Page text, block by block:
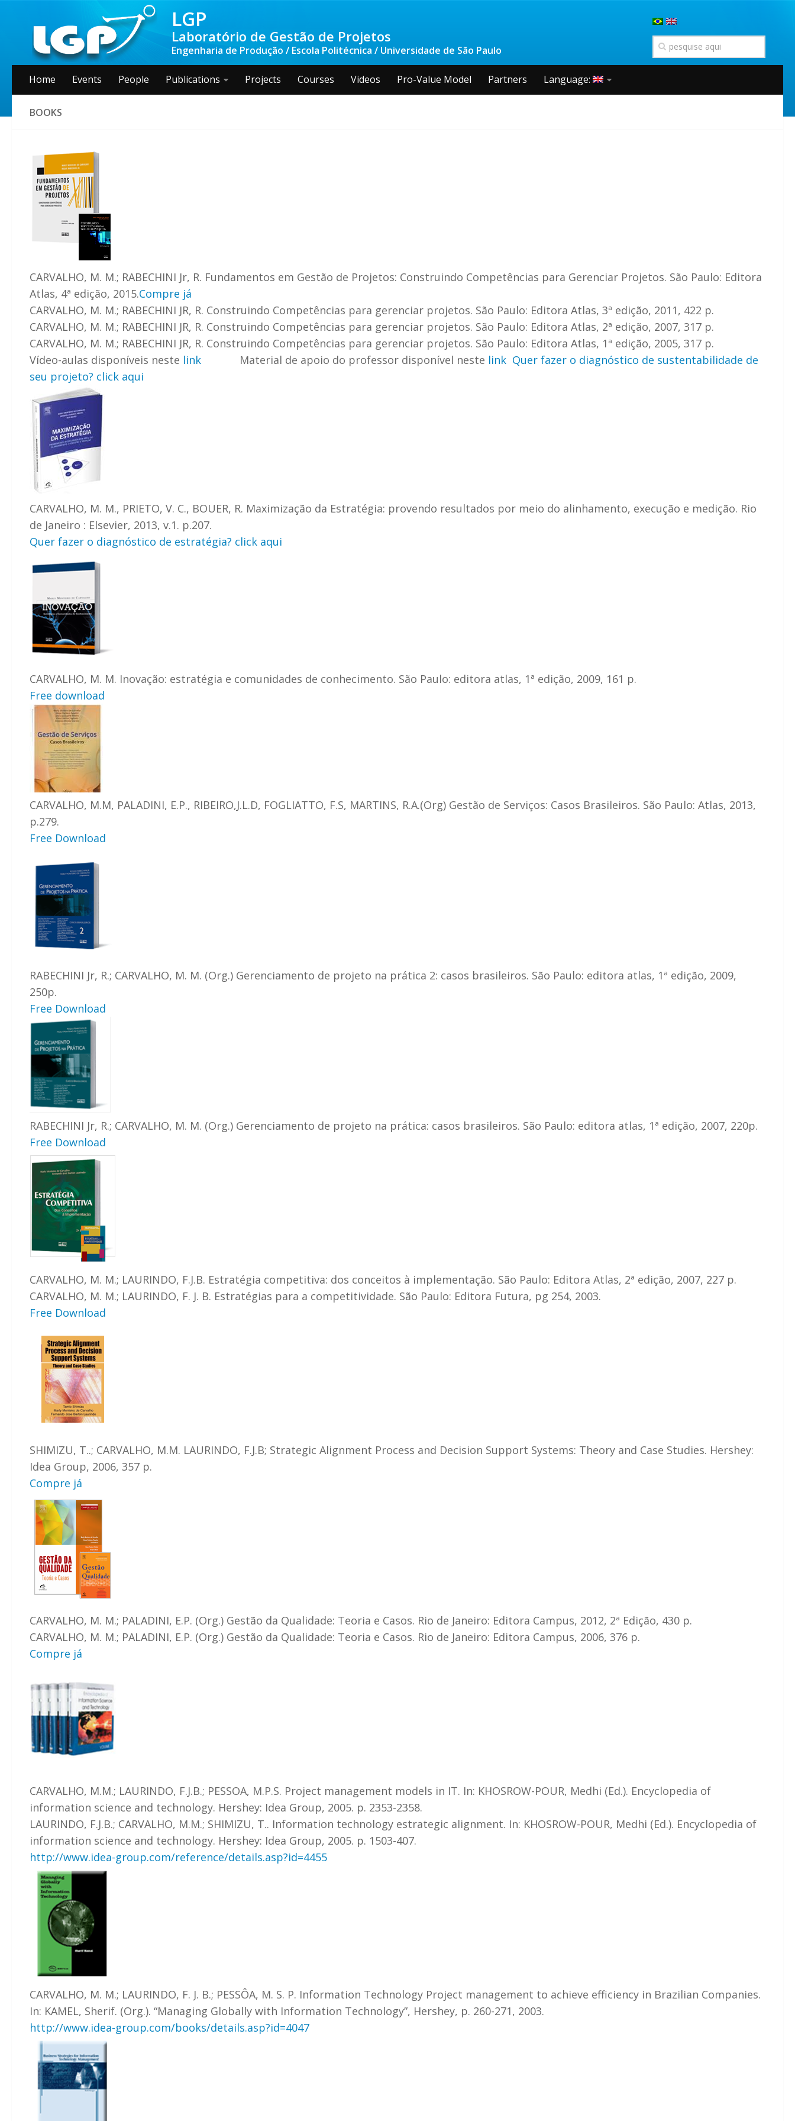
LGP
Laboratório de Gestão de Projetos
Engenharia de Produção / Escola Politécnica / Universidade de São Paulo
Home Events People Publications Projects Courses Videos Pro-Value Model Partners Language:
BOOKS
CARVALHO, M. M.; RABECHINI Jr, R. Fundamentos em Gestão de Projetos: Construindo Competências para Gerenciar Projetos. São Paulo: Editora
Atlas, 4ª edição, 2015.Compre já
CARVALHO, M. M.; RABECHINI JR, R. Construindo Competências para gerenciar projetos. São Paulo: Editora Atlas, 3ª edição, 2011, 422 p.
CARVALHO, M. M.; RABECHINI JR, R. Construindo Competências para gerenciar projetos. São Paulo: Editora Atlas, 2ª edição, 2007, 317 p.
CARVALHO, M. M.; RABECHINI JR, R. Construindo Competências para gerenciar projetos. São Paulo: Editora Atlas, 1ª edição, 2005, 317 p.
Vídeo-aulas disponíveis neste link Material de apoio do professor disponível neste link Quer fazer o diagnóstico de sustentabilidade de
seu projeto? click aqui
CARVALHO, M. M., PRIETO, V. C., BOUER, R. Maximização da Estratégia: provendo resultados por meio do alinhamento, execução e medição. Rio
de Janeiro : Elsevier, 2013, v.1. p.207.
Quer fazer o diagnóstico de estratégia? click aqui
CARVALHO, M. M. Inovação: estratégia e comunidades de conhecimento. São Paulo: editora atlas, 1ª edição, 2009, 161 p.
Free download
CARVALHO, M.M, PALADINI, E.P., RIBEIRO,J.L.D, FOGLIATTO, F.S, MARTINS, R.A.(Org) Gestão de Serviços: Casos Brasileiros. São Paulo: Atlas, 2013,
p.279.
Free Download
RABECHINI Jr, R.; CARVALHO, M. M. (Org.) Gerenciamento de projeto na prática 2: casos brasileiros. São Paulo: editora atlas, 1ª edição, 2009,
250p.
Free Download
RABECHINI Jr, R.; CARVALHO, M. M. (Org.) Gerenciamento de projeto na prática: casos brasileiros. São Paulo: editora atlas, 1ª edição, 2007, 220p.
Free Download
CARVALHO, M. M.; LAURINDO, F.J.B. Estratégia competitiva: dos conceitos à implementação. São Paulo: Editora Atlas, 2ª edição, 2007, 227 p.
CARVALHO, M. M.; LAURINDO, F. J. B. Estratégias para a competitividade. São Paulo: Editora Futura, pg 254, 2003.
Free Download
SHIMIZU, T..; CARVALHO, M.M. LAURINDO, F.J.B; Strategic Alignment Process and Decision Support Systems: Theory and Case Studies. Hershey:
Idea Group, 2006, 357 p.
Compre já
CARVALHO, M. M.; PALADINI, E.P. (Org.) Gestão da Qualidade: Teoria e Casos. Rio de Janeiro: Editora Campus, 2012, 2ª Edição, 430 p.
CARVALHO, M. M.; PALADINI, E.P. (Org.) Gestão da Qualidade: Teoria e Casos. Rio de Janeiro: Editora Campus, 2006, 376 p.
Compre já
CARVALHO, M.M.; LAURINDO, F.J.B.; PESSOA, M.P.S. Project management models in IT. In: KHOSROW-POUR, Medhi (Ed.). Encyclopedia of
information science and technology. Hershey: Idea Group, 2005. p. 2353-2358.
LAURINDO, F.J.B.; CARVALHO, M.M.; SHIMIZU, T.. Information technology estrategic alignment. In: KHOSROW-POUR, Medhi (Ed.). Encyclopedia of
information science and technology. Hershey: Idea Group, 2005. p. 1503-407.
http://www.idea-group.com/reference/details.asp?id=4455
CARVALHO, M. M.; LAURINDO, F. J. B.; PESSÔA, M. S. P. Information Technology Project management to achieve efficiency in Brazilian Companies.
In: KAMEL, Sherif. (Org.). “Managing Globally with Information Technology”, Hershey, p. 260-271, 2003.
http://www.idea-group.com/books/details.asp?id=4047